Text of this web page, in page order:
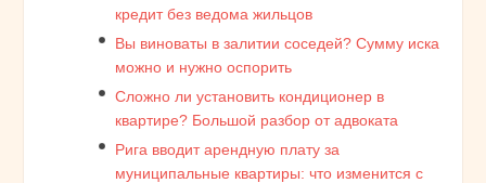
кредит без ведома жильцов
Вы виноваты в залитии соседей? Сумму иска
можно и нужно оспорить
Сложно ли установить кондиционер в
квартире? Большой разбор от адвоката
Рига вводит арендную плату за
муниципальные квартиры: что изменится с